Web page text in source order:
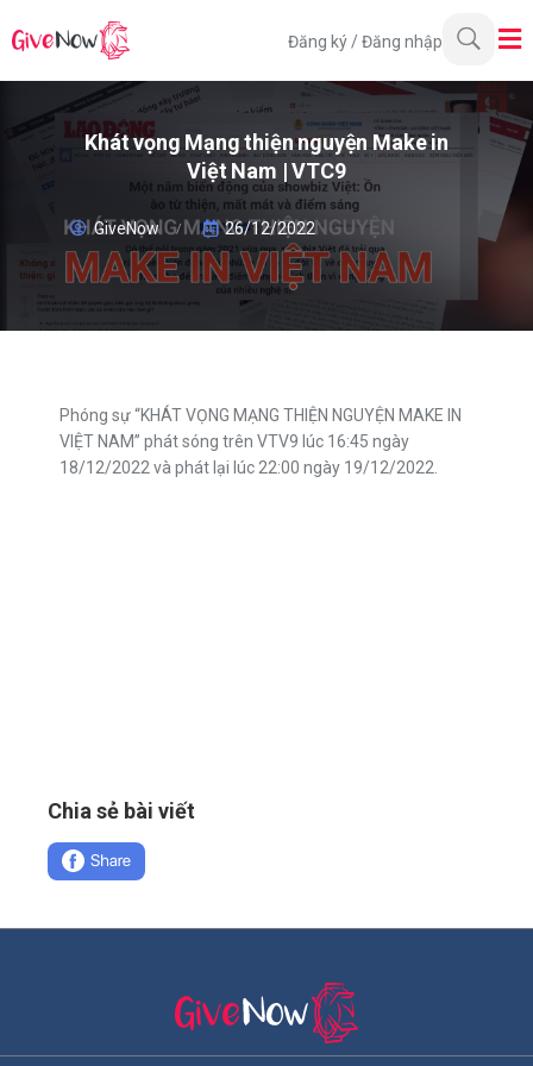
Đăng ký /Đăng nhập
Khát vọng Mạng thiện nguyện Make in
Việt Nam | VTC9
GiveNow 26/12/2022
Phóng sự “KHÁT VỌNG MẠNG THIỆN NGUYỆN MAKE IN
VIỆT NAM” phát sóng trên VTV9 lúc 16:45 ngày
18/12/2022 và phát lại lúc 22:00 ngày 19/12/2022.
Chia sẻ bài viết